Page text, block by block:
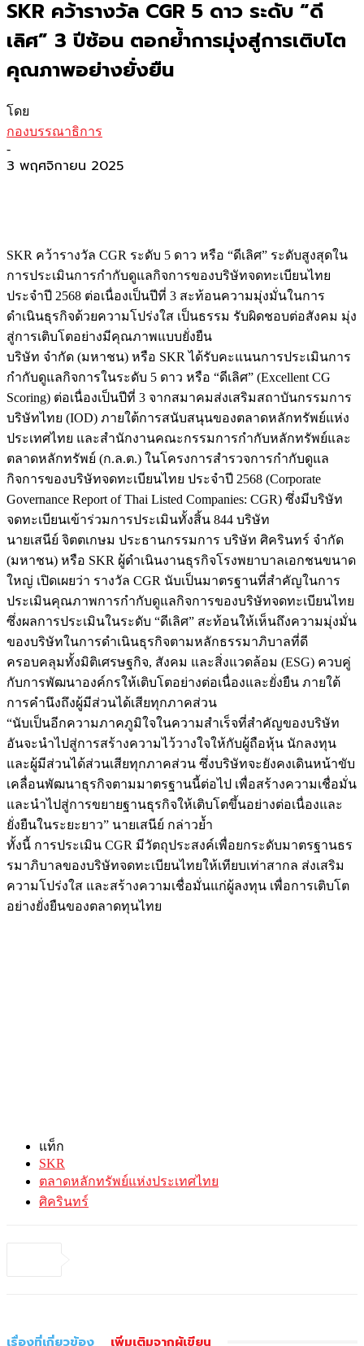
SKR คว้ารางวัล CGR 5 ดาว ระดับ “ดี
เลิศ” 3 ปีซ้อน ตอกย้ำการมุ่งสู่การเติบโต
คุณภาพอย่างยั่งยืน
โดย
กองบรรณาธิการ
-
3 พฤศจิกายน 2025
SKR คว้ารางวัล CGR ระดับ 5 ดาว หรือ “ดีเลิศ” ระดับสูงสุดใน
การประเมินการกำกับดูแลกิจการของบริษัทจดทะเบียนไทย
ประจำปี 2568 ต่อเนื่องเป็นปีที่ 3 สะท้อนความมุ่งมั่นในการ
ดำเนินธุรกิจด้วยความโปร่งใส เป็นธรรม รับผิดชอบต่อสังคม มุ่ง
สู่การเติบโตอย่างมีคุณภาพแบบยั่งยืน
บริษัท จำกัด (มหาชน) หรือ SKR ได้รับคะแนนการประเมินการ
กำกับดูแลกิจการในระดับ 5 ดาว หรือ “ดีเลิศ” (Excellent CG
Scoring) ต่อเนื่องเป็นปีที่ 3 จากสมาคมส่งเสริมสถาบันกรรมการ
บริษัทไทย (IOD) ภายใต้การสนับสนุนของตลาดหลักทรัพย์แห่ง
ประเทศไทย และสำนักงานคณะกรรมการกำกับหลักทรัพย์และ
ตลาดหลักทรัพย์ (ก.ล.ต.) ในโครงการสำรวจการกำกับดูแล
กิจการของบริษัทจดทะเบียนไทย ประจำปี 2568 (Corporate
Governance Report of Thai Listed Companies: CGR) ซึ่งมีบริษัท
จดทะเบียนเข้าร่วมการประเมินทั้งสิ้น 844 บริษัท
นายเสนีย์ จิตตเกษม ประธานกรรมการ บริษัท ศิครินทร์ จำกัด
(มหาชน) หรือ SKR ผู้ดำเนินงานธุรกิจโรงพยาบาลเอกชนขนาด
ใหญ่ เปิดเผยว่า รางวัล CGR นับเป็นมาตรฐานที่สำคัญในการ
ประเมินคุณภาพการกำกับดูแลกิจการของบริษัทจดทะเบียนไทย
ซึ่งผลการประเมินในระดับ “ดีเลิศ” สะท้อนให้เห็นถึงความมุ่งมั่น
ของบริษัทในการดำเนินธุรกิจตามหลักธรรมาภิบาลที่ดี
ครอบคลุมทั้งมิติเศรษฐกิจ, สังคม และสิ่งแวดล้อม (ESG) ควบคู่
กับการพัฒนาองค์กรให้เติบโตอย่างต่อเนื่องและยั่งยืน ภายใต้
การคำนึงถึงผู้มีส่วนได้เสียทุกภาคส่วน
“นับเป็นอีกความภาคภูมิใจในความสำเร็จที่สำคัญของบริษัท
อันจะนำไปสู่การสร้างความไว้วางใจให้กับผู้ถือหุ้น นักลงทุน
และผู้มีส่วนได้ส่วนเสียทุกภาคส่วน ซึ่งบริษัทจะยังคงเดินหน้าขับ
เคลื่อนพัฒนาธุรกิจตามมาตรฐานนี้ต่อไป เพื่อสร้างความเชื่อมั่น
และนำไปสู่การขยายฐานธุรกิจให้เติบโตขึ้นอย่างต่อเนื่องและ
ยั่งยืนในระยะยาว” นายเสนีย์ กล่าวย้ำ
ทั้งนี้ การประเมิน CGR มีวัตถุประสงค์เพื่อยกระดับมาตรฐานธร
รมาภิบาลของบริษัทจดทะเบียนไทยให้เทียบเท่าสากล ส่งเสริม
ความโปร่งใส และสร้างความเชื่อมั่นแก่ผู้ลงทุน เพื่อการเติบโต
อย่างยั่งยืนของตลาดทุนไทย
แท็ก
SKR
ตลาดหลักทรัพย์แห่งประเทศไทย
ศิครินทร์
เรื่องที่เกี่ยวข้อง เพิ่มเติมจากผู้เขียน